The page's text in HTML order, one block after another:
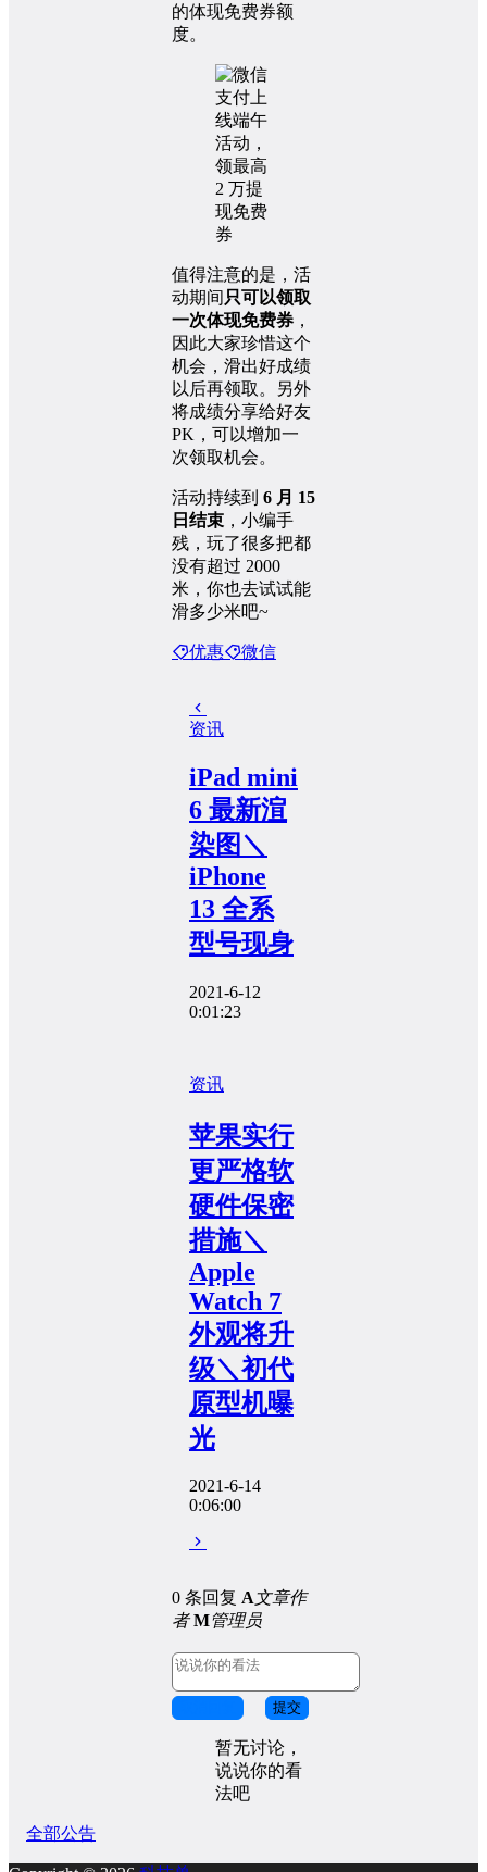
的体现免费券额
度。
值得注意的是，活
动期间 只可以领取
一次体现免费券 ，
因此大家珍惜这个
机会，滑出好成绩
以后再领取。另外
将成绩分享给好友
PK，可以增加一
次领取机会。
活动持续到 6 月 15
日结束 ，小编手
残，玩了很多把都
没有超过 2000
米，你也去试试能
滑多少米吧~
优惠 微信
资讯
iPad mini
6 最新渲
染图＼
iPhone
13 全系
型号现身
2021-6-12
0:01:23
资讯
苹果实行
更严格软
硬件保密
措施＼
Apple
Watch 7
外观将升
级＼初代
原型机曝
光
2021-6-14
0:06:00
0 条回复 A文章作
者 M管理员
提交
暂无讨论，
说说你的看
法吧
全部公告